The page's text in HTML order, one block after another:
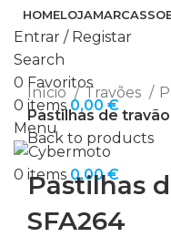
HOMELOJAMARCAS
Entrar / Registar
Search
0 Favoritos
0 items 0,00 €
Menu
0 items 0,00€
Click to enlarge
Início
Travões
Pastilhas de
Back to products
Pastilhas
SFA264